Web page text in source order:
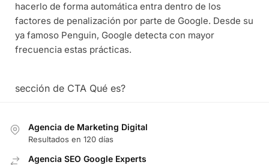
hacerlo de forma automática entra dentro de los
factores de penalización por parte de Google. Desde su
ya famoso Penguin, Google detecta con mayor
frecuencia estas prácticas.
sección de CTA Qué es?
Agencia de Marketing Digital
Resultados en 120 días
Agencia SEO Google Experts